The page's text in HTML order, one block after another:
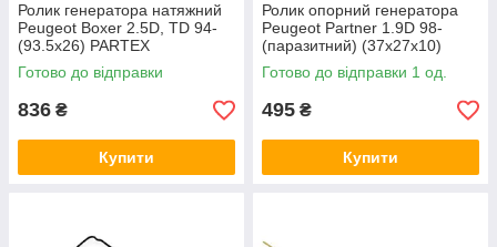
Ролик генератора натяжний
Peugeot Boxer 2.5D, TD 94-
(93.5х26) PARTEX
Готово до відправки
836 ₴
Купити
Ролик опорний генератора
Peugeot Partner 1.9D 98-
(паразитний) (37x27x10)
PARTEX
Готово до відправки 1 од.
495 ₴
Купити